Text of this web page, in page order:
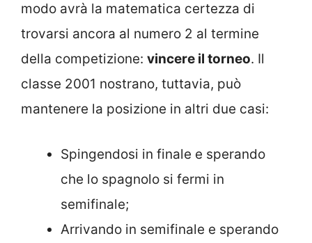
modo avrà la matematica certezza di
trovarsi ancora al numero 2 al termine
della competizione: vincere il torneo. Il
classe 2001 nostrano, tuttavia, può
mantenere la posizione in altri due casi:
Spingendosi in finale e sperando
che lo spagnolo si fermi in
semifinale;
Arrivando in semifinale e sperando